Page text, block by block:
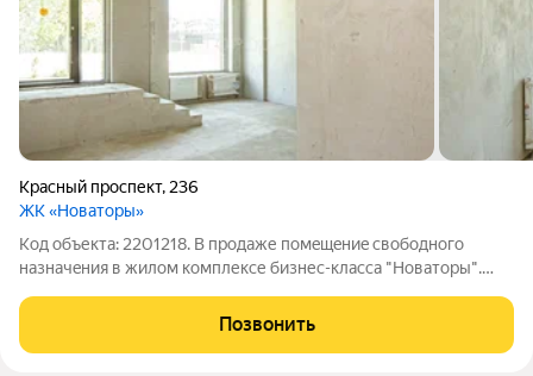
Красный проспект, 236
ЖК «Новаторы»
Код объекта: 2201218. В продаже пoмeщeниe cвободного
нaзначeния в жилoм комплекcе бизнес-класса "Hoвaтopы".
уникальное сочетание стиля и комфорта. Расположение в
динамично растущей части Красного
Позвонить